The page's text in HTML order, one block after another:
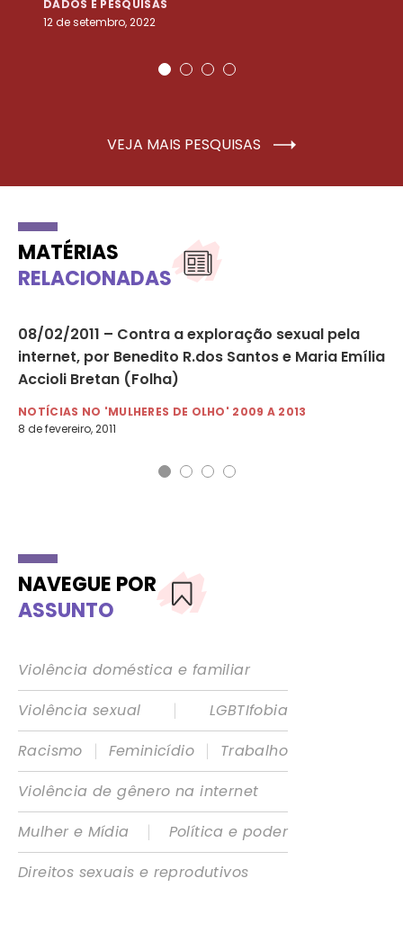
DADOS E PESQUISAS
12 de setembro, 2022
VEJA MAIS PESQUISAS
MATÉRIAS
RELACIONADAS
08/02/2011 – Contra a exploração sexual pela
internet, por Benedito R.dos Santos e Maria Emília
Accioli Bretan (Folha)
NOTÍCIAS NO 'MULHERES DE OLHO' 2009 A 2013
8 de fevereiro, 2011
NAVEGUE POR
ASSUNTO
Violência doméstica e familiar
Violência sexual
|
LGBTIfobia
Racismo
| Feminicídio |
Trabalho
Violência de gênero na internet
Mulher e Mídia
|
Política e poder
Direitos sexuais e reprodutivos